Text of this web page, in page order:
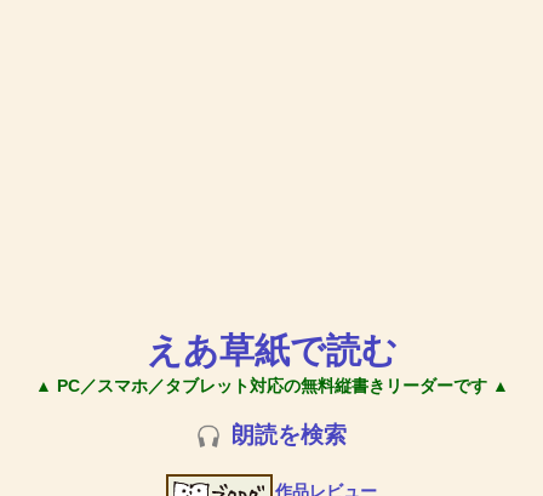
えあ草紙で読む
▲ PC／スマホ／タブレット対応の無料縦書きリーダーです ▲
朗読を検索
作品レビュー